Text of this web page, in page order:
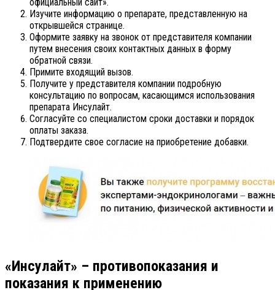
Изучите информацию о препарате, представленную на
открывшейся странице.
Оформите заявку на звонок от представителя компании
путем внесения своих контактных данных в форму
обратной связи.
Примите входящий вызов.
Получите у представителя компании подробную
консультацию по вопросам, касающимся использования
препарата Инсулайт.
Согласуйте со специалистом сроки доставки и порядок
оплаты заказа.
Подтвердите свое согласие на приобретение добавки.
«Инсулайт» – противопоказания и
показания к применению